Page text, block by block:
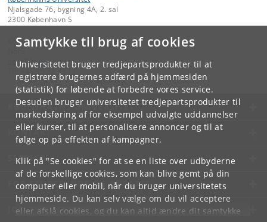
Samtykke til brug af cookies
Universitetet bruger tredjepartsprodukter til at
registrere brugernes adfærd på hjemmesiden
(statistik) for løbende at forbedre vores service.
Desuden bruger universitetet tredjepartsprodukter til
markedsføring af for eksempel udvalgte uddannelser
eller kurser, til at personalisere annoncer og til at
følge op på effekten af kampagner.
Klik på "Se cookies" for at se en liste over udbyderne
af de forskellige cookies, som kan blive gemt på din
computer eller mobil, når du bruger universitetets
hjemmeside. Du kan selv vælge om du vil acceptere
eller afslå cookies, og du kan altid ændre dit samtykke
Njalsgade 76, bygning 4A, 2. sal
2300 København S
Kontakt:
nors@hum.ku.dk
KØBENHAVNS UNIVERSITET
KONTAKT
SERVICES
FOR STUDERENDE OG ANSATTE
JOB OG KARRIERE